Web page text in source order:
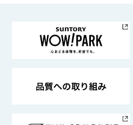
地域情報
サントリーサンバーズ大
サントリーが考えるサ
企業概要